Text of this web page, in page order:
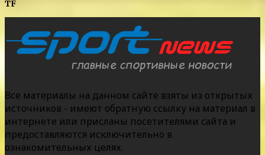
TF
Все материалы на данном сайте взяты из открытых
источников - имеют обратную ссылку на материал в
интернете или присланы посетителями сайта и
предоставляются исключительно в
ознакомительных целях.